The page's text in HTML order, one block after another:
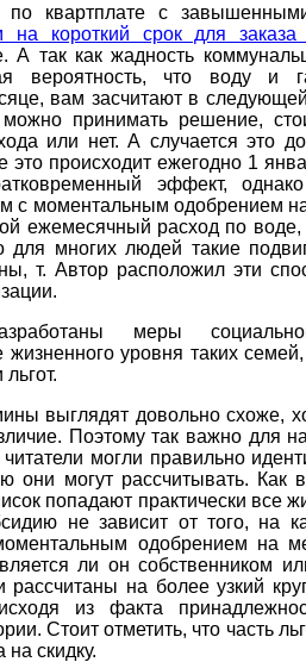
квартплате с завышенными
на короткий срок для заказа
так как жадность
вероятность, что воду и
вам засчитают в
принимать решение,
или нет. А случается это
это происходит ежегодно 1
эффект,
с моментальным одобрением
ежемесячный расход по воде,
для многих людей такие
т. Автор расположил эти
меры
жизненного уровня таких
выглядят довольно схоже,
Поэтому так важно для
могли правильно
они могут рассчитывать. Как
попадают практически все
не зависит от того, на
одобрением на
ли он собственником
рассчитаны на более узкий
из факта
Стоит отметить, что часть
скидку.